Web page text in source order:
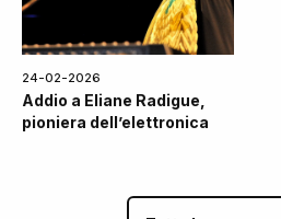
24-02-2026
Addio a Eliane Radigue,
pioniera dell’elettronica